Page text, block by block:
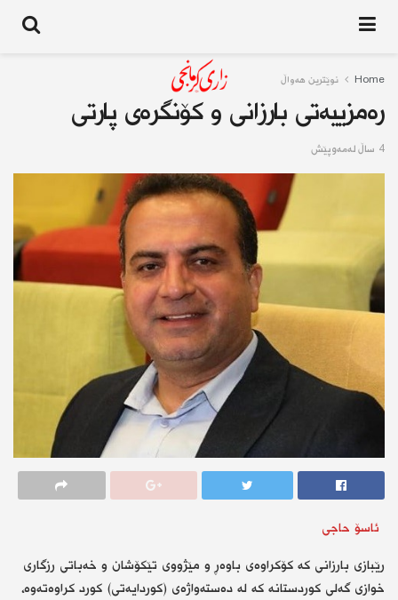
Home نوێترین هەواڵ
رەمزیيەتی بارزانی و کۆنگرەی پارتی
4 ساڵ له‌مه‌وپێش
ئاسۆ حاجی
رێبازی بارزانی کە کۆکراوەی باوەڕ و مێژووی تێکۆشان و خەباتی رزگاری
خوازی گەلی کوردستانە کە لە دەستەواژەی (کوردایەتی) کورد کراوەتەوە،